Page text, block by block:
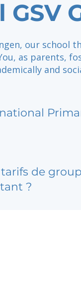
GSV
our school
as parents,
and
de
?